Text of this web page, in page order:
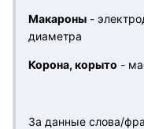
Макароны -
диаметра
Корона, корыто -
За данные слова/